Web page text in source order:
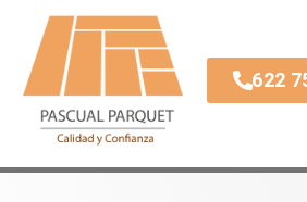
622
Página de
[mailpoet_page]